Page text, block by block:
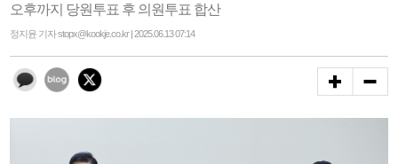
오후까지 당원투표 후 의원투표 합산
정지윤 기자 stopx@kookje.co.kr | 2025.06.13 07:14